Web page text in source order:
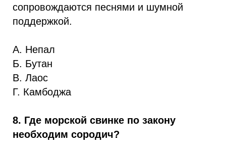
сопровождаются песнями и шумной
поддержкой.
А. Непал
Б. Бутан
В. Лаос
Г. Камбоджа
8. Где морской свинке по закону
необходим сородич?